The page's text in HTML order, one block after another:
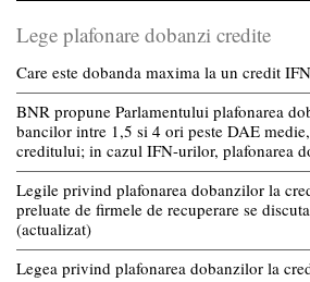
Lege plafonare dobanzi credite
Care este dobanda maxima la un credit
BNR propune Parlamentului plafonarea
bancilor intre 1,5 si 4 ori peste DAE
creditului; in cazul IFN-urilor, plafonarea
Legile privind plafonarea dobanzilor la
preluate de firmele de recuperare se
(actualizat)
Legea privind plafonarea dobanzilor la